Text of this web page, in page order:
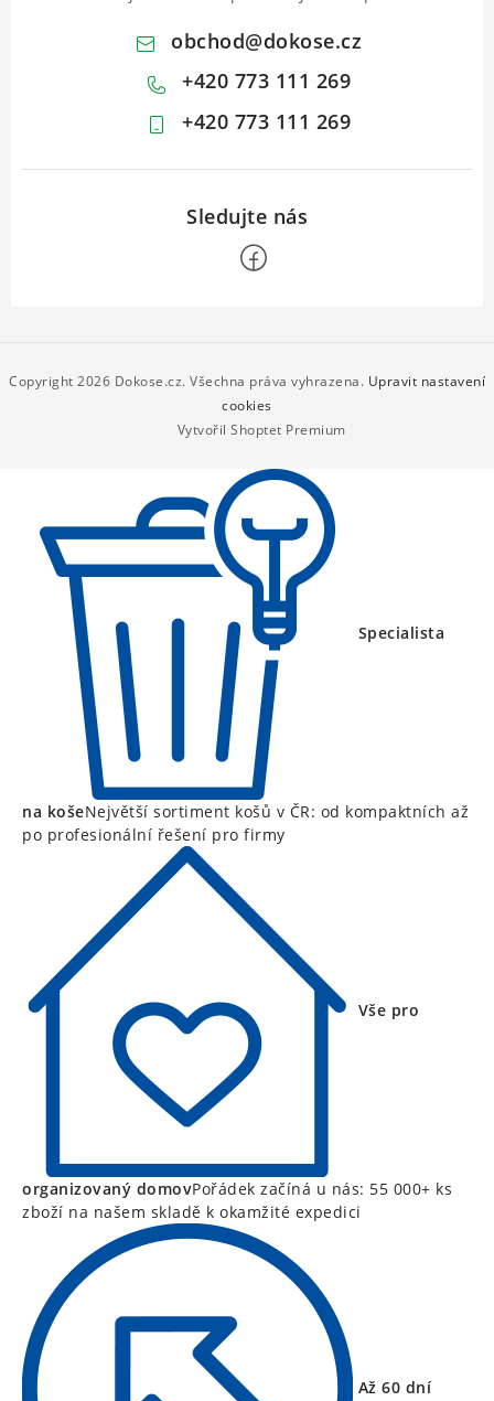
obchod@dokose.cz
+420 773 111 269
+420 773 111 269
p
Vytvořil Shoptet Premium
Copyright 2026 Dokose.cz. Všechna práva vyhrazena. Upravit nastavení
cookies
Specialista
na košeNejvětší sortiment košů v ČR: od kompaktních až
po profesionální řešení pro firmy
Vše pro
organizovaný domovPořádek začíná u nás: 55 000+ ks
zboží na našem skladě k okamžité expedici
Až 60 dní